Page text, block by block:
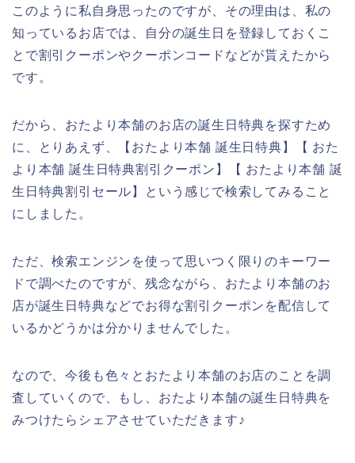
このように私自身思ったのですが、その理由は、私の
知っているお店では、自分の誕生日を登録しておくこ
とで割引クーポンやクーポンコードなどが貰えたから
です。
だから、おたより本舗のお店の誕生日特典を探すため
に、とりあえず、【おたより本舗 誕生日特典】【 おた
より本舗 誕生日特典割引クーポン】【 おたより本舗 誕
生日特典割引セール】という感じで検索してみること
にしました。
ただ、検索エンジンを使って思いつく限りのキーワー
ドで調べたのですが、残念ながら、おたより本舗のお
店が誕生日特典などでお得な割引クーポンを配信して
いるかどうかは分かりませんでした。
なので、今後も色々とおたより本舗のお店のことを調
査していくので、もし、おたより本舗の誕生日特典を
みつけたらシェアさせていただきます♪